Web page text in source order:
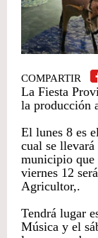
COMPARTIR
La Fiesta
la producción
El lunes 8 es
cual se llevará
municipio que
viernes 12
Agricultor,.
Tendrá lugar
Música y el